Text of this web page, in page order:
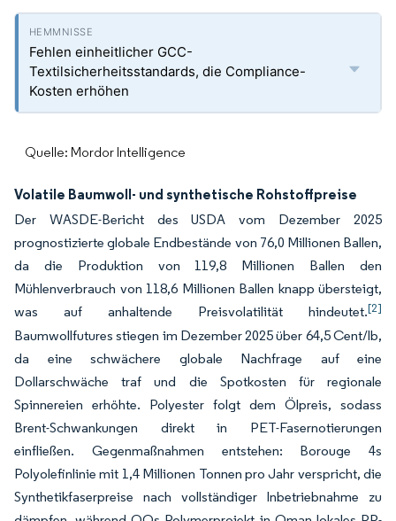
Fehlen einheitlicher GCC-
Textilsicherheitsstandards, die Compliance-
Kosten erhöhen
Quelle: Mordor Intelligence
Volatile Baumwoll- und synthetische Rohstoffpreise
Der WASDE-Bericht des USDA vom Dezember 2025
prognostizierte globale Endbestände von 76,0 Millionen Ballen,
da die Produktion von 119,8 Millionen Ballen den
Mühlenverbrauch von 118,6 Millionen Ballen knapp übersteigt,
was auf anhaltende Preisvolatilität hindeutet.[2]
Baumwollfutures stiegen im Dezember 2025 über 64,5 Cent/lb,
da eine schwächere globale Nachfrage auf eine
Dollarschwäche traf und die Spotkosten für regionale
Spinnereien erhöhte. Polyester folgt dem Ölpreis, sodass
Brent-Schwankungen direkt in PET-Fasernotierungen
einfließen. Gegenmaßnahmen entstehen: Borouge 4s
Polyolefinlinie mit 1,4 Millionen Tonnen pro Jahr verspricht, die
Synthetikfaserpreise nach vollständiger Inbetriebnahme zu